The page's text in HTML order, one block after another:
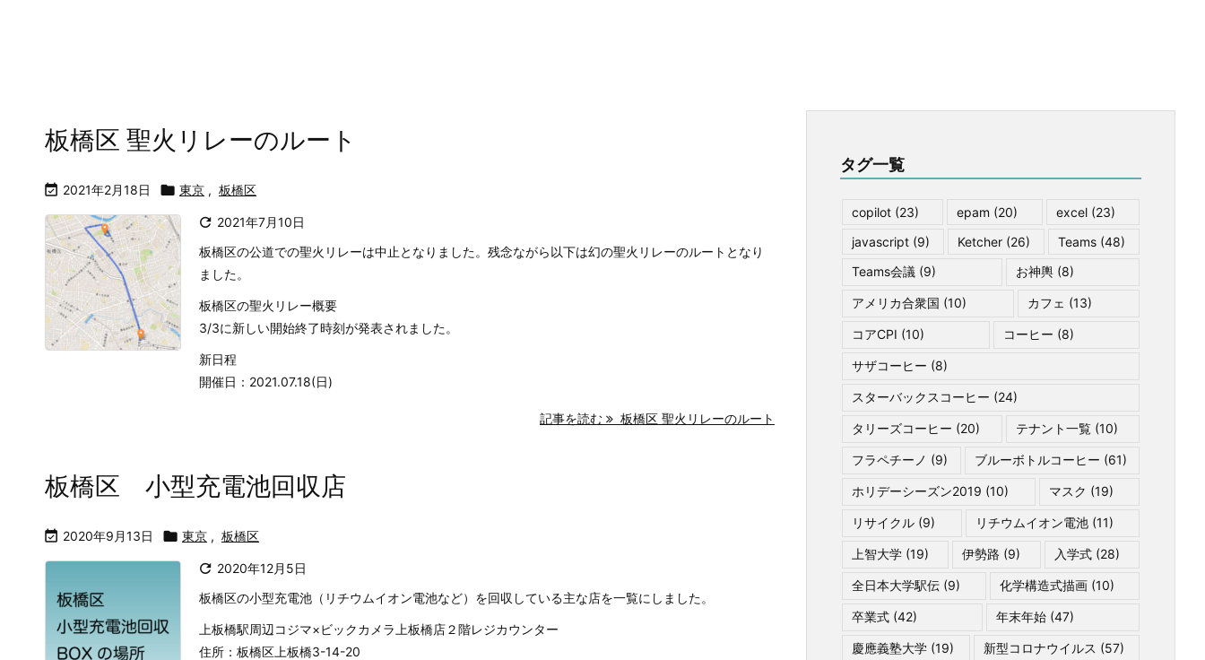
板橋区 聖火リレーのルート
 2021年2月18日  東京 , 板橋区
 2021年7月10日
板橋区の公道での聖火リレーは中止となりました。残念ながら以下は幻の聖火リレーのルートとなり
ました。
板橋区の聖火リレー概要
3/3に新しい開始終了時刻が発表されました。
新日程
開催日：2021.07.18(日)
記事を読む 板橋区 聖火リレーのルート
板橋区 小型充電池回収店
 2020年9月13日  東京 , 板橋区
 2020年12月5日
板橋区の小型充電池（リチウムイオン電池など）を回収している主な店を一覧にしました。
上板橋駅周辺コジマ×ビックカメラ上板橋店２階レジカウンター
住所：板橋区上板橋3-14-20
タグ一覧
copilot (23) epam (20) excel(23)
javascript (9) Ketcher (26) Teams (48)
Teams会議 (9) お神輿(8)
アメリカ合衆国 (10) カフェ (13)
コアCPI (10) コーヒー (8)
サザコーヒー (8)
スターバックスコーヒー (24)
タリーズコーヒー (20) テナント一覧(10)
フラペチーノ (9) ブルーボトルコーヒー (61)
ホリデーシーズン2019 (10) マスク (19)
リサイクル (9) リチウムイオン電池(11)
上智大学 (19) 伊勢路 (9) 入学式(28)
全日本大学駅伝 (9) 化学構造式描画(10)
卒業式 (42) 年末年始 (47)
慶應義塾大学 (19) 新型コロナウイルス (57)